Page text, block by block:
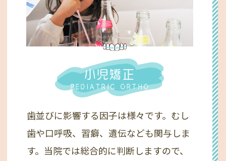
小児矯正
PEDIATRIC ORTHO
歯並びに影響する因子は様々です。むし
歯や口呼吸、習癖、遺伝なども関与しま
す。当院では総合的に判断しますので、